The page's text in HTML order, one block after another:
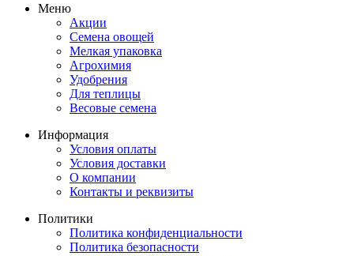
Меню
Акции
Семена овощей
Мелкая упаковка
Агрохимия
Удобрения
Для теплицы
Весовые семена
Информация
Условия оплаты
Условия доставки
О компании
Контакты и реквизиты
Политики
Политика конфиденциальности
Политика безопасности